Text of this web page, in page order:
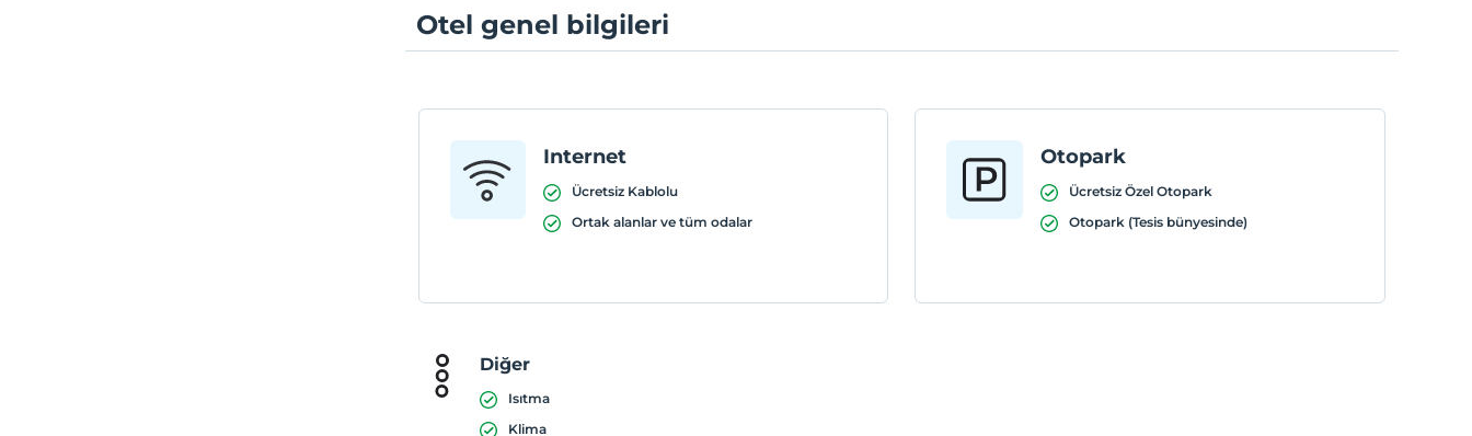
Otel genel bilgileri
Internet
Ücretsiz Kablolu
Ortak alanlar ve tüm odalar
Otopark
Ücretsiz Özel Otopark
Otopark (Tesis bünyesinde)
Diğer
Isıtma
Klima